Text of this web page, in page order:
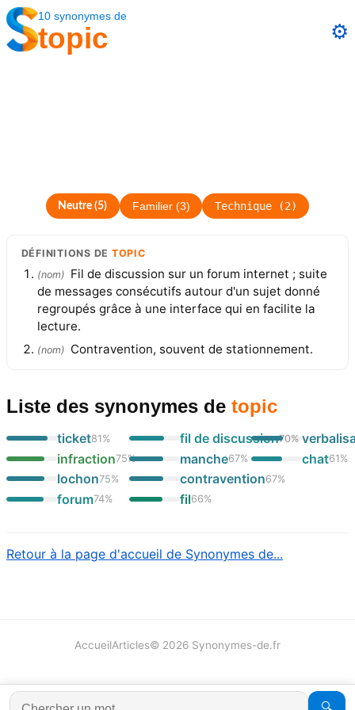
10synonymes de
topic ⚙️
Neutre (5) Familier(3) Technique(2)
DÉFINITIONS DE TOPIC
(nom) Fil de discussion sur un forum internet ; suite
de messages consécutifs autour d'un sujet donné
regroupés grâce à une interface qui en facilite la
lecture.
(nom) Contravention, souvent de stationnement.
Liste des synonymes de topic
ticket81%
infraction75%
lochon75%
forum74%
fil de discussion70%
manche67%
contravention67%
fil66%
chat61 %
Retour à la page d'accueil de Synonymes de...
AccueilArticles© 2026 Synonymes-de.fr